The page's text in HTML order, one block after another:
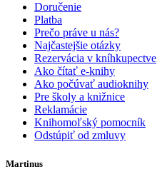
Doručenie
Platba
Prečo práve u nás?
Najčastejšie otázky
Rezervácia v kníhkupectve
Ako čítať e-knihy
Ako počúvať audioknihy
Pre školy a knižnice
Reklamácie
Knihomoľský pomocník
Odstúpiť od zmluvy
Martinus